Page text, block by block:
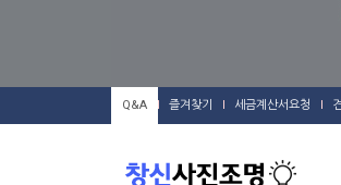
Q&A 즐겨찾기 세금계산서요청